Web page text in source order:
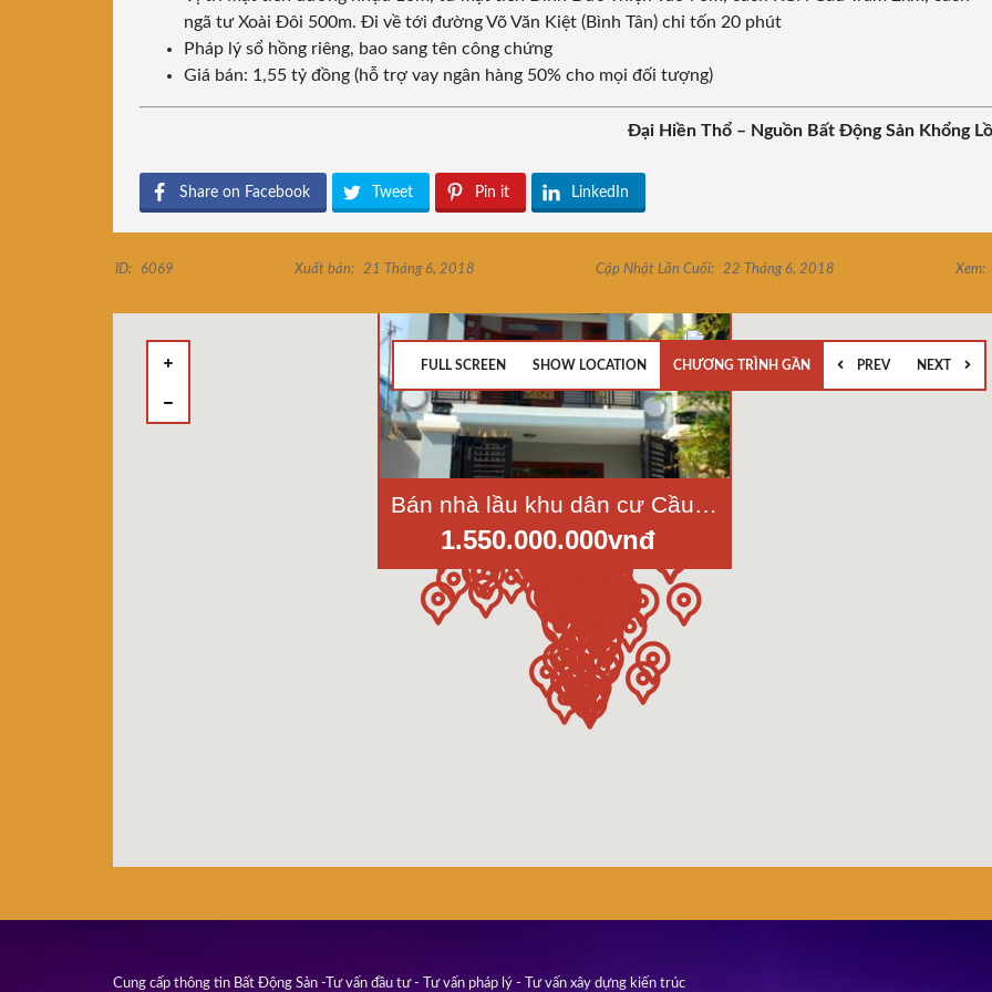
ngã tư Xoài Đôi 500m. Đi về tới đường Võ Văn Kiệt (Bình Tân) chỉ tốn 20 phút
Pháp lý sổ hồng riêng, bao sang tên công chứng
Giá bán: 1,55 tỷ đồng (hỗ trợ vay ngân hàng 50% cho mọi đối tượng)
Đại Hiền Thổ – Nguồn Bất Động Sản Khổng Lồ
Share on Facebook Tweet Pin it LinkedIn
ID: 6069 Xuất bản: 21 Tháng 6, 2018 Cập Nhật Lần Cuối: 22 Tháng 6, 2018 Xem:
Bán nhà lầu khu dân cư Cầu Tràm, Cần Đước, Long An, diện tích 4,4x23m
1.550.000.000vnđ
FULL SCREEN SHOW LOCATION CHƯƠNG TRÌNH GẦN PREV NEXT
Cung cấp thông tin Bất Động Sản -Tư vấn đầu tư - Tư vấn pháp lý - Tư vấn xây dựng kiến trúc